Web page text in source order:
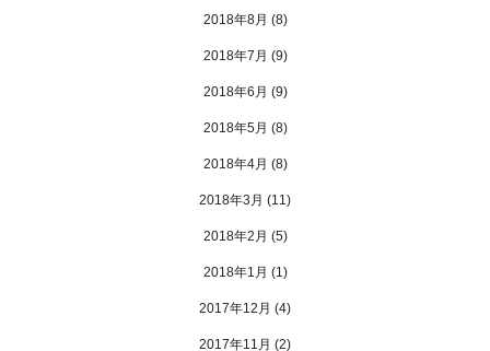
2018年8月 (8)
2018年7月 (9)
2018年6月 (9)
2018年5月 (8)
2018年4月 (8)
2018年3月 (11)
2018年2月 (5)
2018年1月 (1)
2017年12月 (4)
2017年11月 (2)